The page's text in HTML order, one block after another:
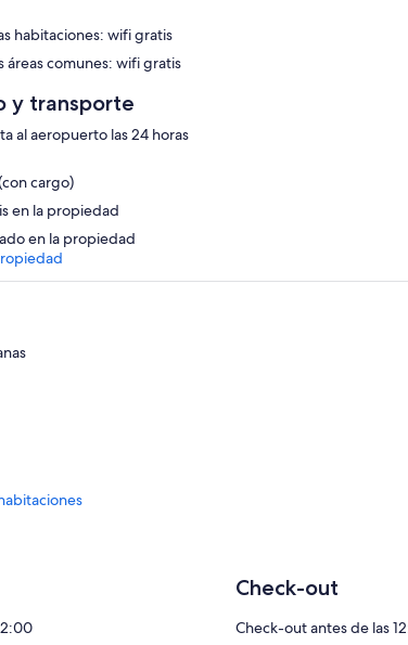
habitaciones: wifi gratis
áreas comunes: wifi gratis
y transporte
al aeropuerto las 24 horas
cargo)
en la propiedad
en la propiedad
Check-out
Check-out antes de las